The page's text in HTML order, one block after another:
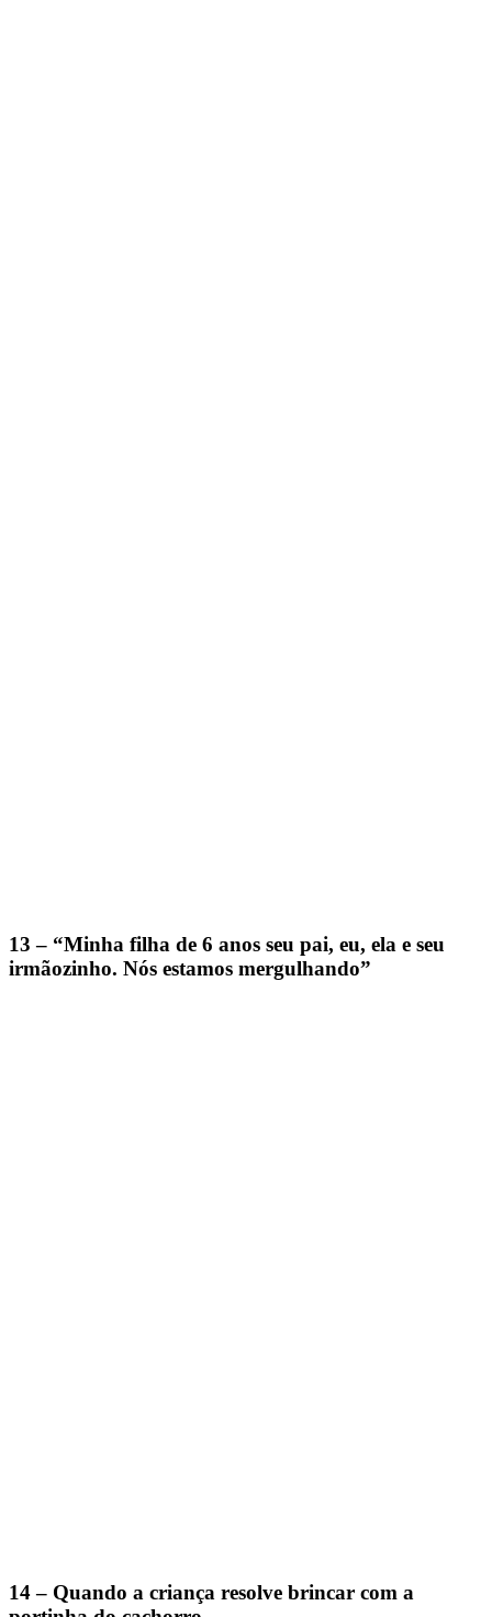
13 – “Minha filha de 6 anos seu pai, eu, ela e seu
irmãozinho. Nós estamos mergulhando”
14 – Quando a criança resolve brincar com a